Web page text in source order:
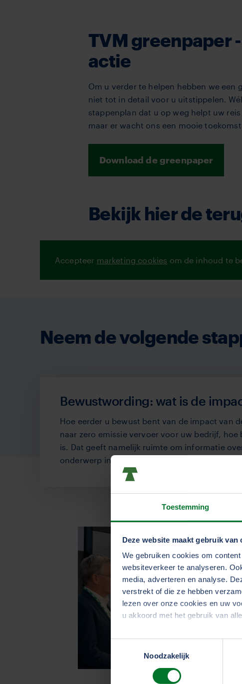
Toestemming
Deze website maakt gebruik van
We gebruiken cookies om
websiteverkeer te analyseren.
media, adverteren en analyse.
verstrekt of die ze hebben
lezen over onze cookies en uw
u akkoord met het gebruik van
We werken samen met
Noodzakelijk
TVM greenpaper
actie
Om u verder te helpen hebben we een
niet tot in detail voor u uitstippelen.
stappenplan dat u op weg helpt uw
maar er wacht ons een mooie
Download de greenpaper
Bekijk hier de
Accepteer marketing cookies om de inhoud te
Neem de volgende
Bewustwording: wat is de
Hoe eerder u bewust bent van de impact van
naar zero emissie vervoer voor uw bedrijf, hoe
is. Dat geeft namelijk ruimte om informatie
onderwerp in te winnen.